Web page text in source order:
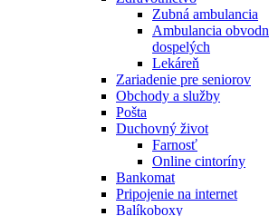
Zubná ambulancia
Ambulancia
dospelých
Lekáreň
Zariadenie pre seniorov
Obchody a služby
Pošta
Duchovný život
Farnosť
Online cintoríny
Bankomat
Pripojenie na internet
Balíkoboxy